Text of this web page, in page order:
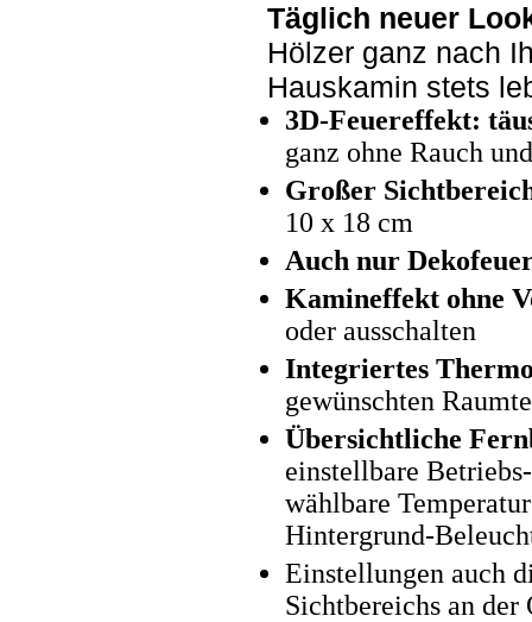
Täglich neuer
Hölzer ganz nach
Hauskamin stets
3D-Feuereffekt:
ganz ohne Rauch
Großer
10 x 18 cm
Auch nur
Kamineffekt ohne
oder ausschalten
Integriertes
gewünschten
Übersichtliche
einstellbare
wählbare
Hintergrund-
Einstellungen auch
Sichtbereichs an der